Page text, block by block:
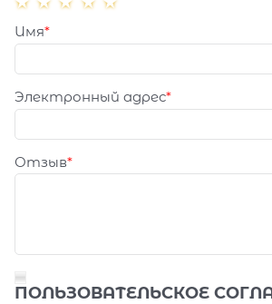
Имя
Электронный адрес
Отзыв
ПОЛЬЗОВАТЕЛЬСКОЕ